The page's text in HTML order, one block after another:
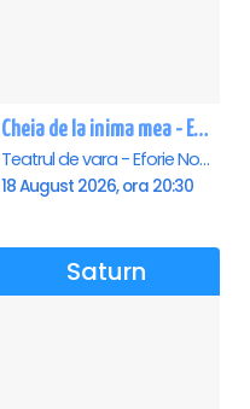
Cheia de la inima mea - Eforie Nord
Teatrul de vara - Eforie Nord, Eforie-Nord
18 August 2026, ora 20:30
Saturn